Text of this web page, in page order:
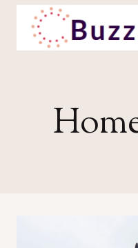
Skip
content